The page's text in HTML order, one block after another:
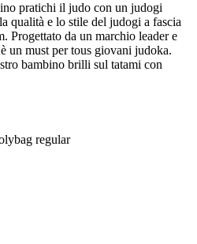
pratichi il judo con un judogi
qualità e lo stile del judogi a fascia
Progettato da un marchio leader e
un must per tous giovani judoka.
bambino brilli sul tatami con
regular